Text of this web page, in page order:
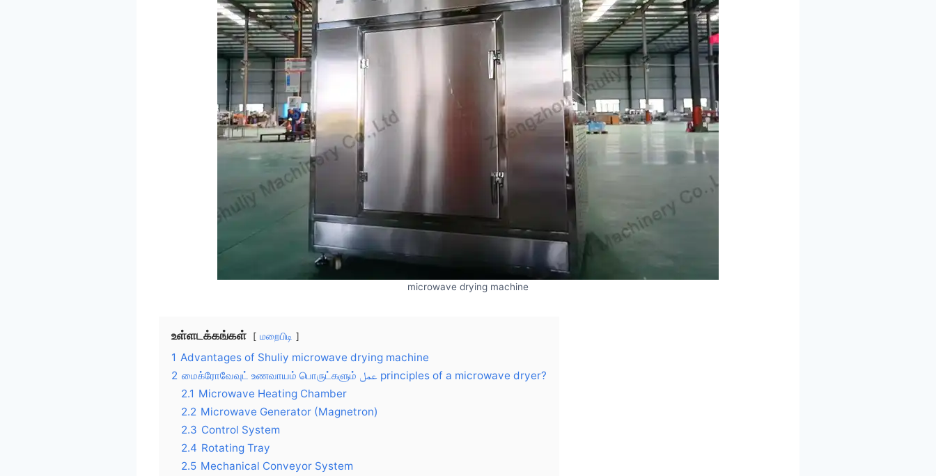
microwave drying machine
உள்ளடக்கங்கள் மறைபிடி
1 Advantages of Shuliy microwave drying machine
2
மைக்ரோவேவுட் உணவாயம் பொருட்களும் عمل principles of a microwave dryer?
2.1 Microwave Heating Chamber
2.2 Microwave Generator (Magnetron)
2.3 Control System
2.4 Rotating Tray
2.5 Mechanical Conveyor System